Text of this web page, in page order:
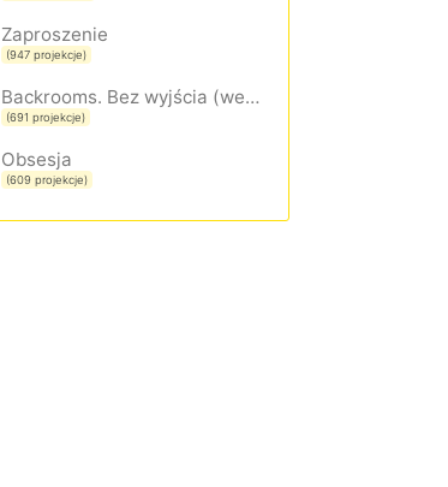
Zaproszenie
(947 projekcje)
Backrooms. Bez wyjścia (wersja rozszerzona)
(691 projekcje)
Obsesja
(609 projekcje)